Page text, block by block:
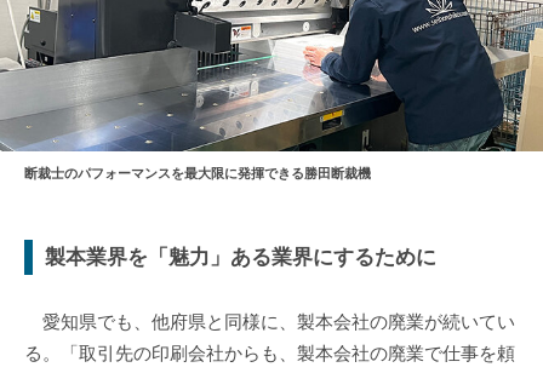
断裁士のパフォーマンスを最大限に発揮できる勝田断裁機
製本業界を「魅力」ある業界にするために
愛知県でも、他府県と同様に、製本会社の廃業が続いてい
る。「取引先の印刷会社からも、製本会社の廃業で仕事を頼